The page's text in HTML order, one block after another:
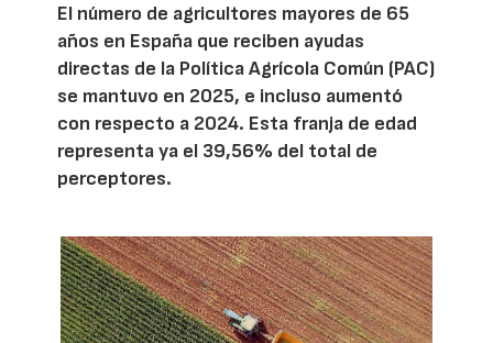
El número de agricultores mayores de 65
años en España que reciben ayudas
directas de la Política Agrícola Común (PAC)
se mantuvo en 2025, e incluso aumentó
con respecto a 2024. Esta franja de edad
representa ya el 39,56% del total de
perceptores.